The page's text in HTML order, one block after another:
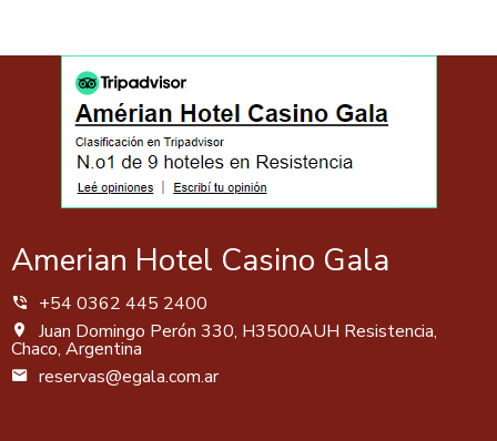
Por reservas contactarse por mail areservas@egala.com.ar
Amerian Hotel Casino Gala
+54 0362 445 2400
Juan Domingo Perón 330, H3500AUH Resistencia,
Chaco, Argentina
reservas@egala.com.ar